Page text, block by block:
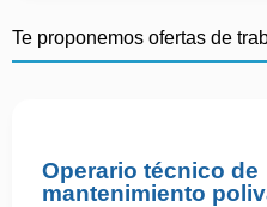
Te proponemos ofertas de
Operario técnico de
mantenimiento